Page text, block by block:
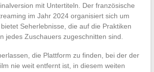
mit Untertiteln. Der französische
im Jahr 2024 organisiert sich um
Seherlebnisse, die auf die Praktiken
jedes Zuschauers zugeschnitten sind.
die Plattform zu finden, bei der der
nie weit entfernt ist, in diesem weiten